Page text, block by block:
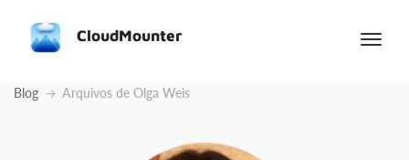
CloudMounter
Blog Arquivos de Olga Weis